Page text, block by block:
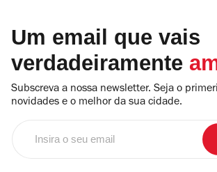
Um email que vais
verdadeiramente
Subscreva a nossa newsletter. Seja o
novidades e o melhor da sua cidade.